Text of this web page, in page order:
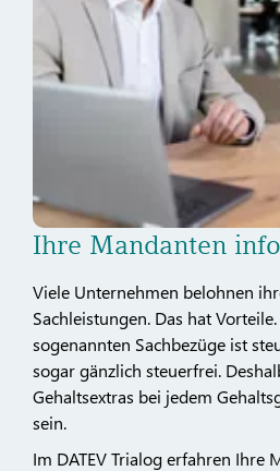
Ihre Mandanten
Viele Unternehmen belohnen
Sachleistungen. Das hat
sogenannten Sachbezüge ist
sogar gänzlich steuerfrei.
Gehaltsextras bei jedem
sein.
Im DATEV Trialog erfahren Ihre